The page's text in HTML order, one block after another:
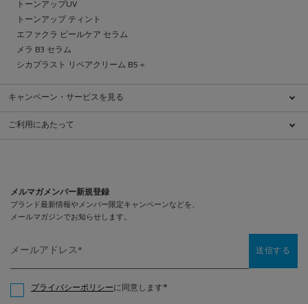
トーンアップUV
トーンアップ ティント
エファクラ ピールケア セラム
メラ B3 セラム
シカプラスト リペアクリーム B5＋
キャンペーン・サービスを見る
キャンペーン一覧
ショッピングガイド
メンバーシッププログラム
ご利用にあたって
プライバシーポリシー
プライバシーポリシー（医療従事者向け）
お問い合わせ
サイトマップ
メルマガメンバー新規登録
メールアドレス * 送信する
プライバシーポリシーに同意します*